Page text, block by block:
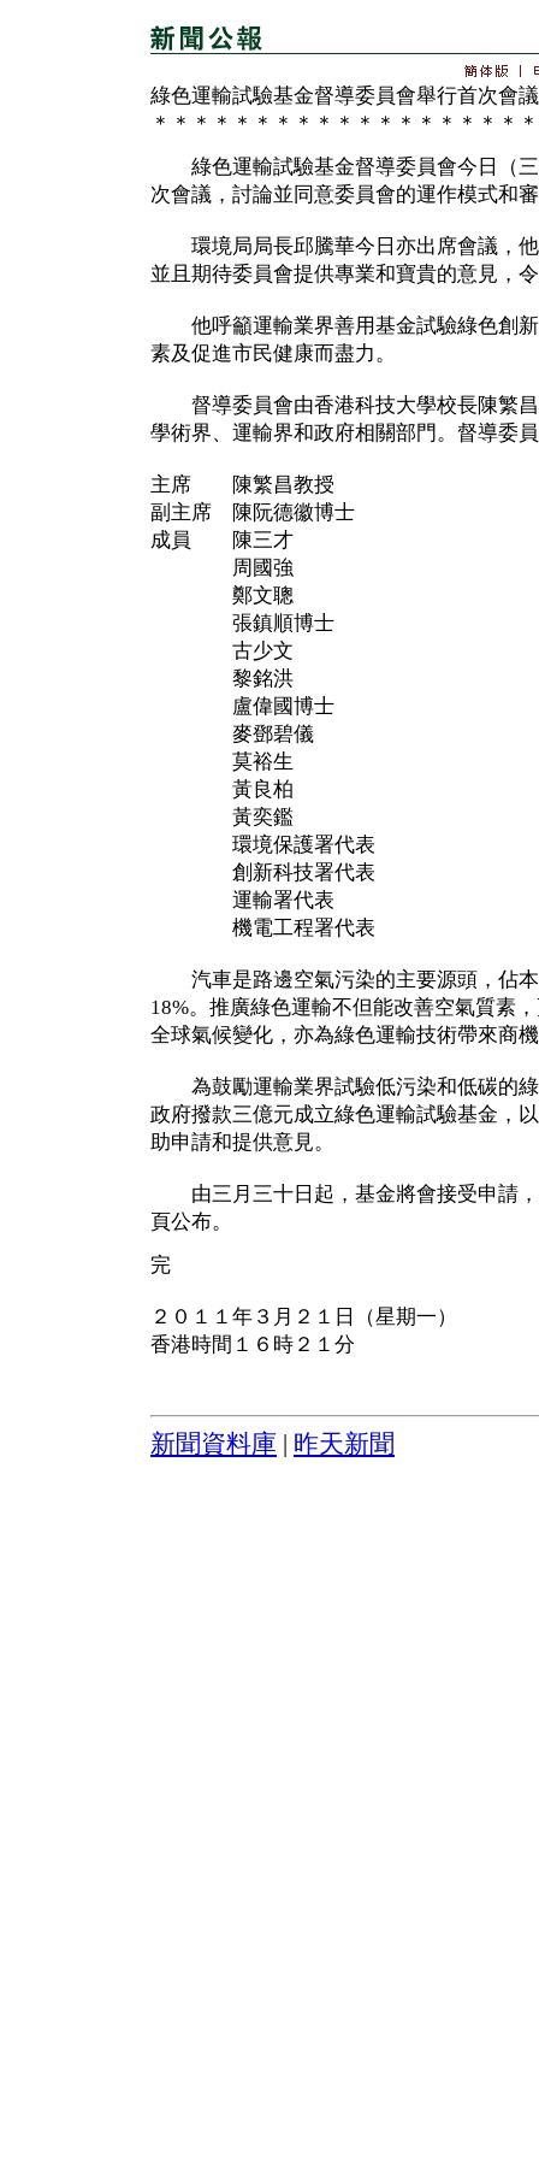
綠色運輸試驗基金督導委員會舉行首次會議
＊＊＊＊＊＊＊＊＊＊＊＊＊＊＊＊＊＊＊
綠色運輸試驗基金督導委員會今日（三
次會議，討論並同意委員會的運作模式和
環境局局長邱騰華今日亦出席會議，他
並且期待委員會提供專業和寶貴的意見，
他呼籲運輸業界善用基金試驗綠色創新
素及促進市民健康而盡力。
督導委員會由香港科技大學校長陳繁昌
學術界、運輸界和政府相關部門。督導委
主席 陳繁昌教授
副主席 陳阮德徽博士
成員 陳三才
周國強
鄭文聰
張鎮順博士
古少文
黎銘洪
盧偉國博士
麥鄧碧儀
莫裕生
黃良柏
黃奕鑑
環境保護署代表
創新科技署代表
運輸署代表
機電工程署代表
汽車是路邊空氣污染的主要源頭，佔本
18%。推廣綠色運輸不但能改善空氣質素
全球氣候變化，亦為綠色運輸技術帶來商
為鼓勵運輸業界試驗低污染和低碳的綠
政府撥款三億元成立綠色運輸試驗基金，
助申請和提供意見。
由三月三十日起，基金將會接受申請，
頁公布。
完
２０１１年３月２１日（星期一）
香港時間１６時２１分
新聞資料庫 昨天新聞